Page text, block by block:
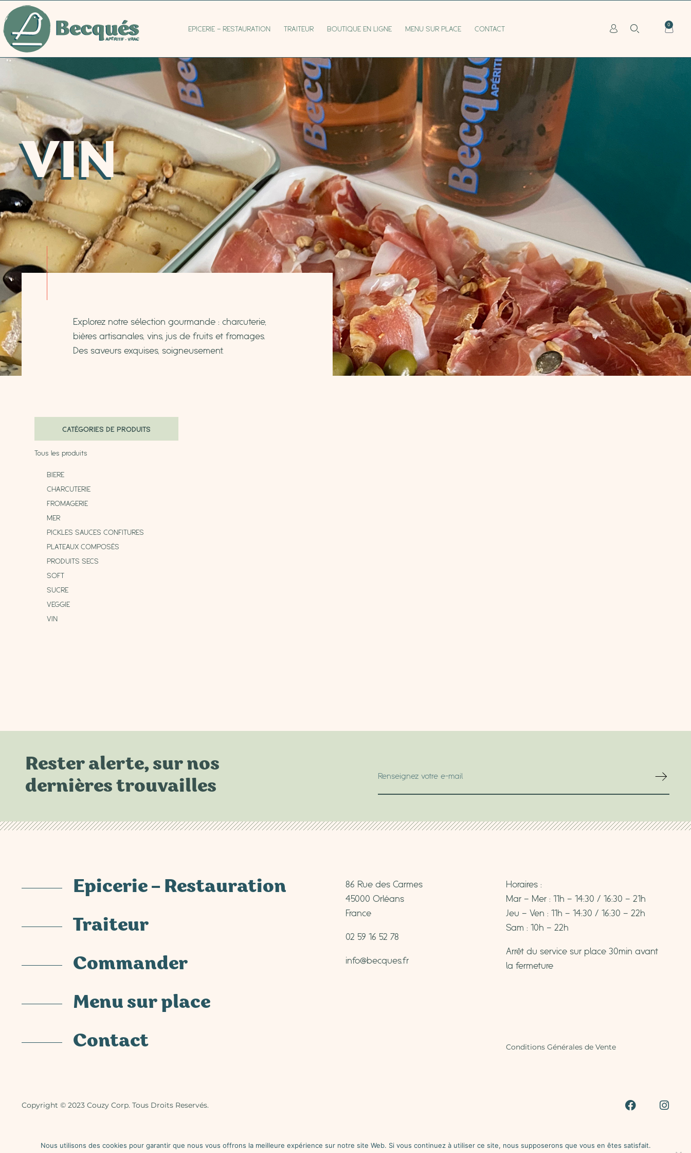
EPICERIE – RESTAURATION TRAITEUR BOUTIQUE EN LIGNE MENU SUR PLACE CONTACT 0
VIN
Explorez notre sélection gourmande : charcuterie,
bières artisanales, vins, jus de fruits et fromages.
Des saveurs exquises, soigneusement.
CATÉGORIES DE PRODUITS
Tous les produits
BIERE
CHARCUTERIE
FROMAGERIE
MER
PICKLES SAUCES CONFITURES
PLATEAUX COMPOSÉS
PRODUITS SECS
SOFT
SUCRE
VEGGIE
VIN
Rester alerte, sur nos
dernières trouvailles
Epicerie – Restauration
Traiteur
Commander
Menu sur place
Contact
86 Rue des Carmes
45000 Orléans
France
02 59 16 52 78
info@becques.fr
Horaires :
Mar – Mer : 11h – 14:30 / 16:30 – 21h
Jeu – Ven : 11h – 14:30 / 16:30 – 22h
Sam : 10h – 22h
Arrêt du service sur place 30min avant
la fermeture
Conditions Générales de Vente
Copyright © 2023 Couzy Corp. Tous Droits Reservés.
La vente d’alcool est strictement interdite aux mineurs – L’abus d’alcool est dangereux pour la santé – A consommer avec modération.
Nous utilisons des cookies pour garantir que nous vous offrons la meilleure expérience sur notre site Web. Si vous continuez à utiliser ce site, nous supposerons que vous en êtes satisfait.